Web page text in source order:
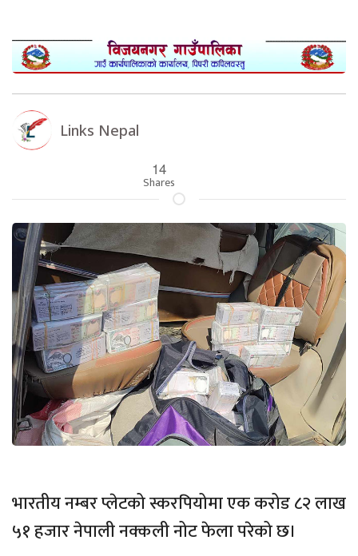
Links Nepal
14
Shares
भारतीय नम्बर प्लेटको स्करपियोमा एक करोड ८२ लाख
५१ हजार नेपाली नक्कली नोट फेला परेको छ।